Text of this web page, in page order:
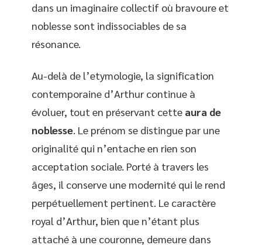
dans un imaginaire collectif où bravoure et
noblesse sont indissociables de sa
résonance.
Au-delà de l’etymologie, la signification
contemporaine d’Arthur continue à
évoluer, tout en préservant cette aura de
noblesse . Le prénom se distingue par une
originalité qui n’entache en rien son
acceptation sociale. Porté à travers les
âges, il conserve une modernité qui le rend
perpétuellement pertinent. Le caractère
royal d’Arthur, bien que n’étant plus
attaché à une couronne, demeure dans